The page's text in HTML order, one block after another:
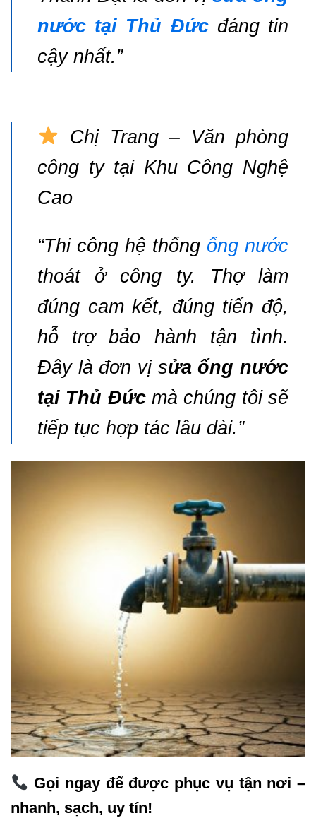
nước tại Thủ Đứcđáng tin
cậy nhất.”
Chị Trang – Văn phòng
công ty tại Khu Công Nghệ
Cao
“Thi công hệ thống ống nước
thoát ở công ty. Thợ làm
đúng cam kết, đúng tiến độ,
hỗ trợ bảo hành tận tình.
Đây là đơn vị sửa ống nước
tại Thủ Đứcmà chúng tôi sẽ
tiếp tục hợp tác lâu dài.”
Gọi ngay để được phục vụ tận nơi –
nhanh, sạch, uy tín!